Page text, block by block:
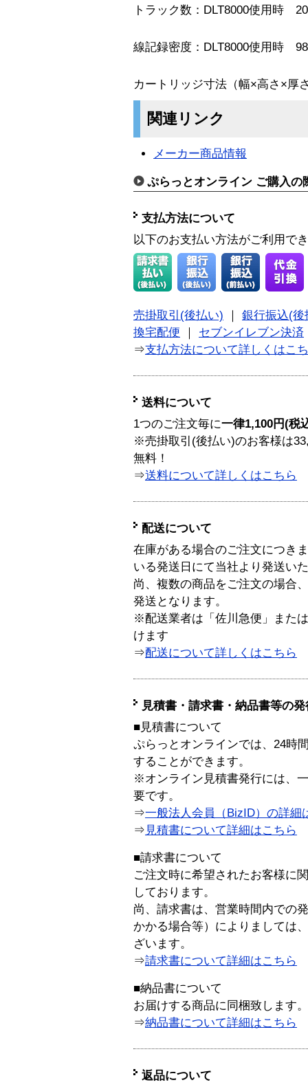
トラック数：DLT8000使用時
線記録密度：DLT8000使用時
カートリッジ寸法（幅×高さ×厚
関連リンク
メーカー商品情報
ぷらっとオンライン ご購入の
支払方法について
以下のお支払い方法がご利用で
売掛取引(後払い)
銀行振込(後
換宅配便
セブンイレブン決済
⇒支払方法について詳しくはこ
送料について
1つのご注文毎に一律1,100円(税
※売掛取引(後払い)のお客様は
無料！
⇒送料について詳しくはこちら
配送について
在庫がある場合のご注文につき
いる発送日にて当社より発送い
尚、複数の商品をご注文の場合
発送となります。
※配送業者は「佐川急便」また
けます
⇒配送について詳しくはこちら
見積書・請求書・納品書等の
■見積書について
ぷらっとオンラインでは、24時
することができます。
※オンライン見積書発行には、
要です。
⇒一般法人会員（BizID）の詳細
⇒ 見積書について詳細はこちら
■請求書について
ご注文時に希望されたお客様に
しております。
尚、請求書は、営業時間内での
かかる場合等）によりましては
ざいます。
⇒請求書について詳細はこちら
■納品書について
お届けする商品に同梱致します。
⇒納品書について詳細はこちら
返品について